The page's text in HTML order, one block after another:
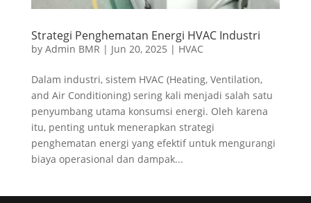
Strategi Penghematan Energi HVAC Industri
by Admin BMR | Jun 20, 2025 | HVAC
Dalam industri, sistem HVAC (Heating, Ventilation,
and Air Conditioning) sering kali menjadi salah satu
penyumbang utama konsumsi energi. Oleh karena
itu, penting untuk menerapkan strategi
penghematan energi yang efektif untuk mengurangi
biaya operasional dan dampak...